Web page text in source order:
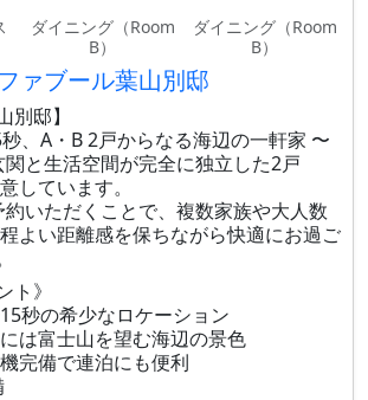
ダイニング（Room
B）
ダイニング（Room
B）
ファブール葉山別邸
別邸】
、A・B 2戸からなる海辺の一軒家 〜
と生活空間が完全に独立した2戸
しています。
いただくことで、複数家族や大人数
よい距離感を保ちながら快適にお過ご
ト》
秒の希少なロケーション
は富士山を望む海辺の景色
完備で連泊にも便利